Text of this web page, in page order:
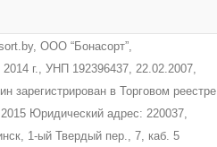
ООО “Бонасорт”,
г., УНП 192396437, 22.02.2007,
зарегистрирован в Торговом реестре
Юридический адрес: 220037,
1-ый Твердый пер., 7, каб. 5